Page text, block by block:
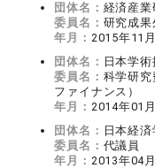
団体名： 経済産業
委員名： 研究成果
年月： 2015年11
団体名： 日本学術
委員名： 科学研
ファイナンス）
年月： 2014年01
団体名： 日本経済
委員名： 代議員
年月： 2013年04